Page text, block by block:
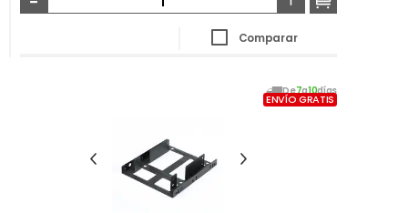
Comparar
De7a10días
ENVÍO GRATIS